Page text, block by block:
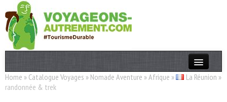
Actualités
Home » Catalogue Voyages » Nomade Aventure »Afrique » La Réunion »
randonnée & trek